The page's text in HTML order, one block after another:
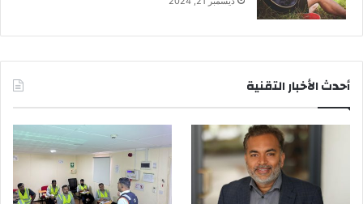
أحدث الأخبار التقنية